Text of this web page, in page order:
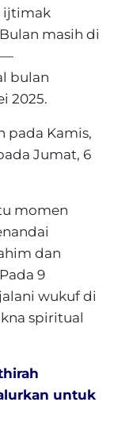
ijtimak
masih di
—
bulan
2025.
pada Kamis,
Jumat, 6
momen
dan
9
wukuf di
spiritual
untuk